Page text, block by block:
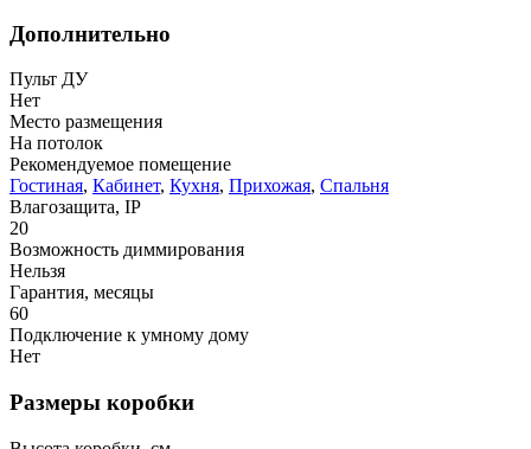
Дополнительно
Пульт ДУ
Нет
Место размещения
На потолок
Рекомендуемое помещение
Гостиная, Кабинет, Кухня, Прихожая, Спальня
Влагозащита, IP
20
Возможность диммирования
Нельзя
Гарантия, месяцы
60
Подключение к умному дому
Нет
Размеры коробки